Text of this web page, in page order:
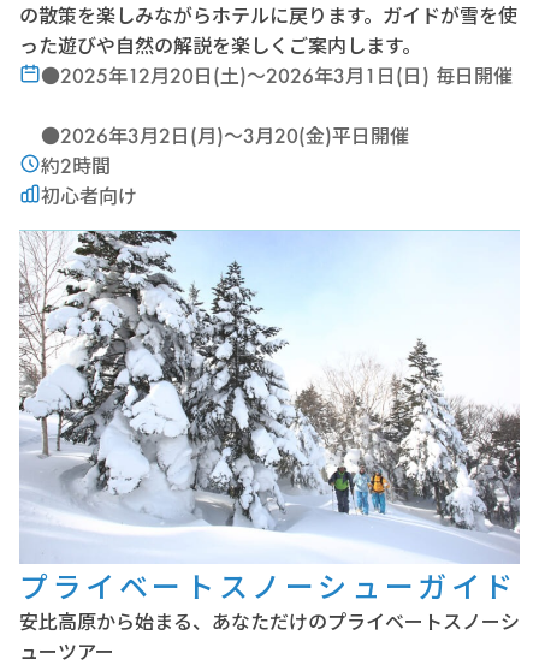
の散策を楽しみながらホテルに戻ります。ガイドが雪を使
った遊びや自然の解説を楽しくご案内します。
●2025年12月20日(土)〜2026年3月1日(日) 毎日開催
●2026年3月2日(月)〜3月20(金)平日開催
約2時間
初心者向け
プライベートスノーシューガイド
安比高原から始まる、あなただけのプライベートスノーシ
ューツアー